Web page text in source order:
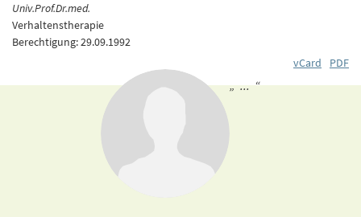
Univ.Prof.Dr.med.
Verhaltenstherapie
Berechtigung: 29.09.1992
vCard
PDF
„ ... “